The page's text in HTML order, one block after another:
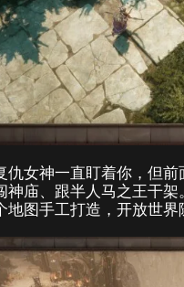
仇女神一直盯着你，但
神庙、跟半人马之王干
图手工打造，开放世界